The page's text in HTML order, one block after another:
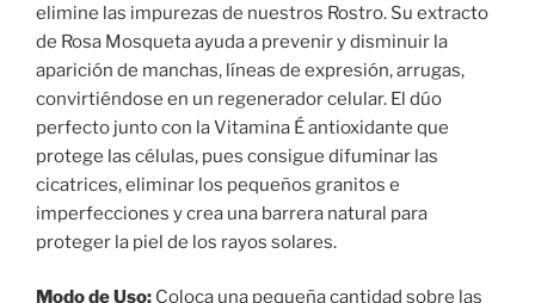
elimine las impurezas de nuestros Rostro. Su extracto
de Rosa Mosqueta ayuda a prevenir y disminuir la
aparición de manchas, líneas de expresión, arrugas,
convirtiéndose en un regenerador celular. El dúo
perfecto junto con la Vitamina É antioxidante que
protege las células, pues consigue difuminar las
cicatrices, eliminar los pequeños granitos e
imperfecciones y crea una barrera natural para
proteger la piel de los rayos solares.
Modo de Uso: Coloca una pequeña cantidad sobre las